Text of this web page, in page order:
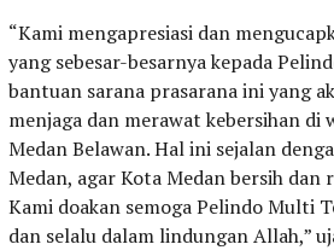
“Kami mengapresiasi dan
yang sebesar-besarnya kepada
bantuan sarana prasarana ini yang
menjaga dan merawat kebersihan di
Medan Belawan. Hal ini sejalan
Medan, agar Kota Medan bersih dan
Kami doakan semoga Pelindo Multi
dan selalu dalam lindungan Allah,”